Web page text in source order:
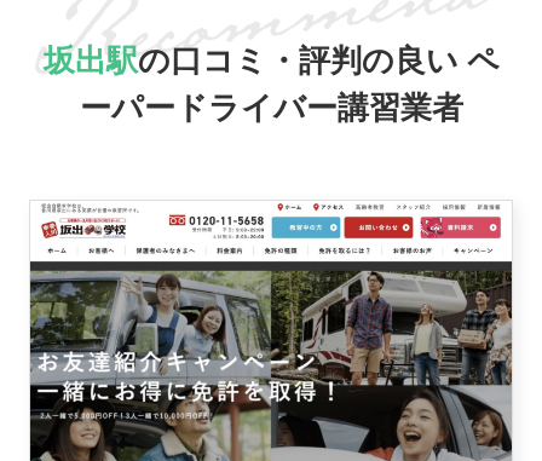
おすすめ業者
講習トピックス
運営会社
坂出駅の口コミ・評判の良い ペ
ーパードライバー講習業者